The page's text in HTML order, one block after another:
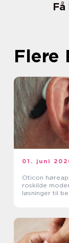
Flere
01. juni
Oticon
roskilde moderne
løsninger til